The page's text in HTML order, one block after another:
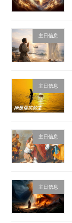
主日信息
主日信息
主日信息
主日信息